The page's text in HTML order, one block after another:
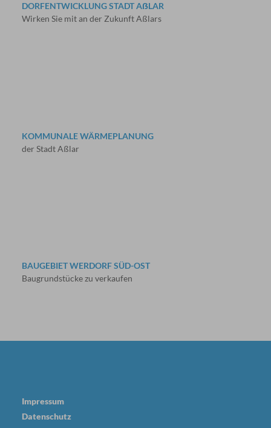
DORFENTWICKLUNG STADT AẞLAR
Wirken Sie mit an der Zukunft Aßlars
KOMMUNALE WÄRMEPLANUNG
der Stadt Aßlar
BAUGEBIET WERDORF SÜD-OST
Baugrundstücke zu verkaufen
Impressum
Datenschutz